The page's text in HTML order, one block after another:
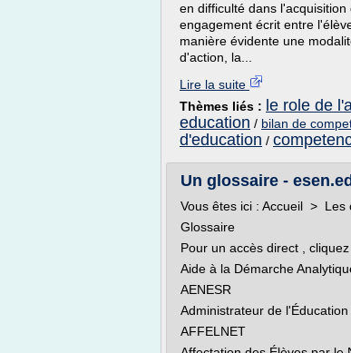
en difficulté dans
engagement écrit entre
manière évidente une
d'action, la...
Lire la suite
Thèmes liés : le role de
education / bilan de
d'education /
Un glossaire -
Vous êtes ici : Accueil > Les
Glossaire
Pour un accès direct ,
Aide à la Démarche
AENESR
Administrateur de
AFFELNET